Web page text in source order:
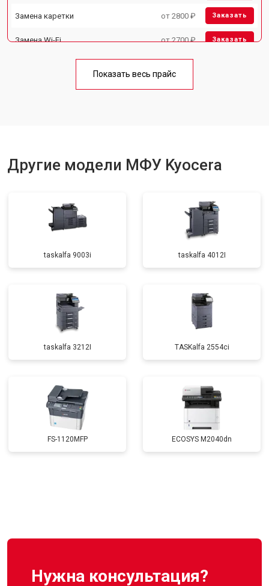
Замена каретки от 2800 ₽ Заказать
Замена Wi-Fi от 2700 ₽ Заказать
от 3500 ₽
Показать весь прайс
Другие модели МФУ Kyocera
taskalfa 9003i taskalfa 4012I
taskalfa 3212I TASKalfa 2554ci
FS-1120MFP ECOSYS M2040dn
Нужна консультация?